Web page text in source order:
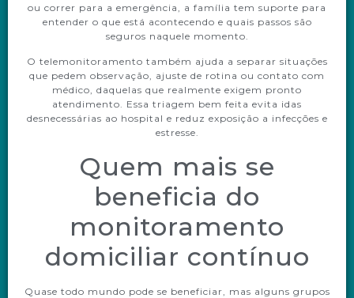
ou correr para a emergência, a família tem suporte para
entender o que está acontecendo e quais passos são
seguros naquele momento.
O telemonitoramento também ajuda a separar situações
que pedem observação, ajuste de rotina ou contato com
médico, daquelas que realmente exigem pronto
atendimento. Essa triagem bem feita evita idas
desnecessárias ao hospital e reduz exposição a infecções e
estresse.
Quem mais se
beneficia do
monitoramento
domiciliar contínuo
Quase todo mundo pode se beneficiar, mas alguns grupos